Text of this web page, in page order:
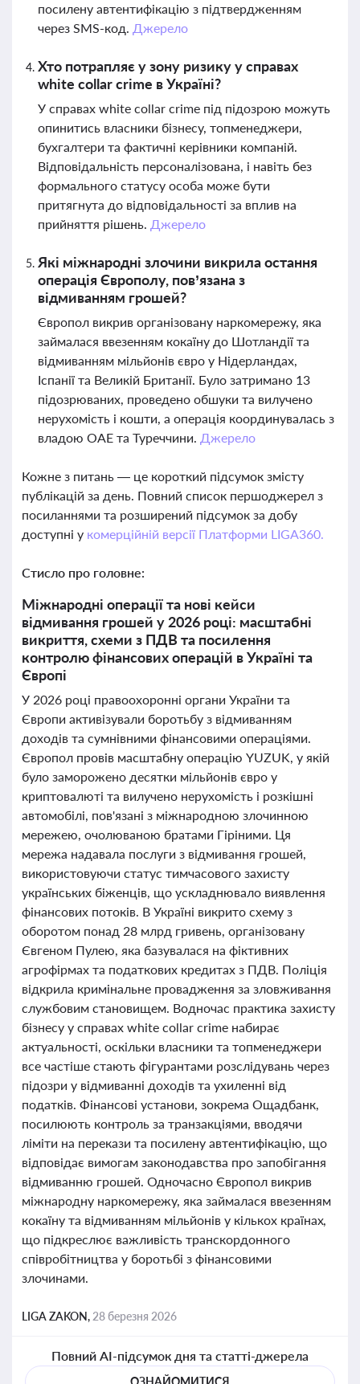
посилену автентифікацію з підтвердженням
через SMS-код. Джерело
Хто потрапляє у зону ризику у справах
white collar crime в Україні?
У справах white collar crime під підозрою можуть
опинитись власники бізнесу, топменеджери,
бухгалтери та фактичні керівники компаній.
Відповідальність персоналізована, і навіть без
формального статусу особа може бути
притягнута до відповідальності за вплив на
прийняття рішень. Джерело
Які міжнародні злочини викрила остання
операція Європолу, пов’язана з
відмиванням грошей?
Європол викрив організовану наркомережу, яка
займалася ввезенням кокаїну до Шотландії та
відмиванням мільйонів євро у Нідерландах,
Іспанії та Великій Британії. Було затримано 13
підозрюваних, проведено обшуки та вилучено
нерухомість і кошти, а операція координувалась з
владою ОАЕ та Туреччини. Джерело
Кожне з питань — це короткий підсумок змісту
публікацій за день. Повний список першоджерел з
посиланнями та розширений підсумок за добу
доступні у комерційній версії Платформи LIGA360.
Стисло про головне:
Міжнародні операції та нові кейси
відмивання грошей у 2026 році: масштабні
викриття, схеми з ПДВ та посилення
контролю фінансових операцій в Україні та
Європі
У 2026 році правоохоронні органи України та
Європи активізували боротьбу з відмиванням
доходів та сумнівними фінансовими операціями.
Європол провів масштабну операцію YUZUK, у якій
було заморожено десятки мільйонів євро у
криптовалюті та вилучено нерухомість і розкішні
автомобілі, пов'язані з міжнародною злочинною
мережею, очолюваною братами Гіріними. Ця
мережа надавала послуги з відмивання грошей,
використовуючи статус тимчасового захисту
українських біженців, що ускладнювало виявлення
фінансових потоків. В Україні викрито схему з
оборотом понад 28 млрд гривень, організовану
Євгеном Пулею, яка базувалася на фіктивних
агрофірмах та податкових кредитах з ПДВ. Поліція
відкрила кримінальне провадження за зловживання
службовим становищем. Водночас практика захисту
бізнесу у справах white collar crime набирає
актуальності, оскільки власники та топменеджери
все частіше стають фігурантами розслідувань через
підозри у відмиванні доходів та ухиленні від
податків. Фінансові установи, зокрема Ощадбанк,
посилюють контроль за транзакціями, вводячи
ліміти на перекази та посилену автентифікацію, що
відповідає вимогам законодавства про запобігання
відмиванню грошей. Одночасно Європол викрив
міжнародну наркомережу, яка займалася ввезенням
кокаїну та відмиванням мільйонів у кількох країнах,
що підкреслює важливість транскордонного
співробітництва у боротьбі з фінансовими
злочинами.
LIGA ZAKON, 28 березня 2026
Повний AI-підсумок дня та статті-джерела
ОЗНАЙОМИТИСЯ